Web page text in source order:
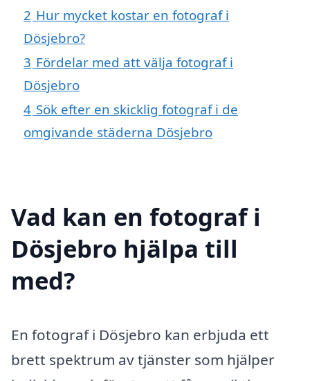
2 Hur mycket kostar en fotograf i
Dösjebro?
3 Fördelar med att välja fotograf i
Dösjebro
4 Sök efter en skicklig fotograf i de
omgivande städerna Dösjebro
Vad kan en fotograf i
Dösjebro hjälpa till
med?
En fotograf i Dösjebro kan erbjuda ett
brett spektrum av tjänster som hjälper